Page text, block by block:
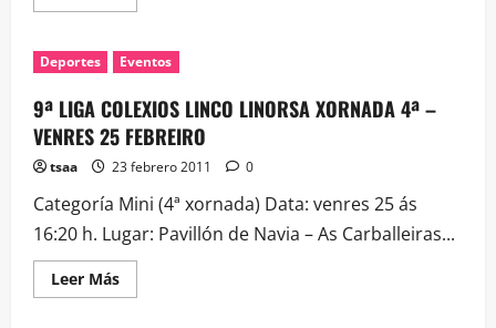
más
Publicada
lista
admitidos
y
excluidos
sorteo
Rabo
de
Galo
Deportes Eventos
9ª LIGA COLEXIOS LINCO LINORSA XORNADA 4ª –
VENRES 25 FEBREIRO
tsaa 23 febrero 2011 0
Categoría Mini (4ª xornada) Data: venres 25 ás
16:20 h. Lugar: Pavillón de Navia – As Carballeiras...
Leer MásLeer
más